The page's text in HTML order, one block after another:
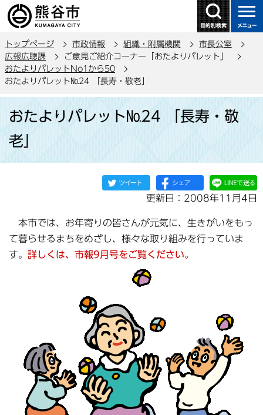
の
ー
ジ
の
先
トップページ 市政情報 組織・附属機関
市長公室
広報広聴課
ご意見ご紹介コーナー「おたよりパレット」
おたよりパレットNo1から50
おたよりパレット№24 「長寿・敬老」
か
おたよりパレット№24 「長寿・敬
老」
更新日：2008年11月4日
本市では、お年寄りの皆さんが元気に、生きがいをもっ
て暮らせるまちをめざし、様々な取り組みを行っていま
す。 詳しくは、市報9月号をご覧ください。